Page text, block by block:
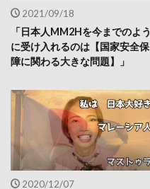
2021/09/18
「日本人MM2Hを今までのよう
に受け入れるのは【国家安全保
障に関わる大きな問題】」
2020/12/07